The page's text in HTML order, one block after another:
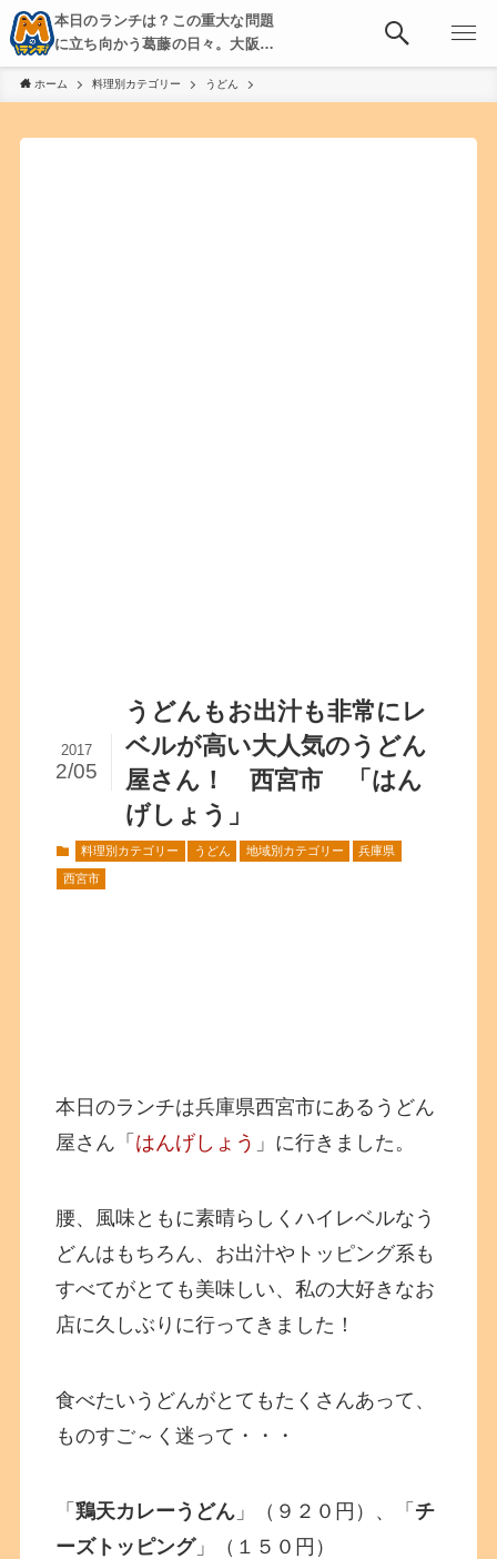
本日のランチは？この重大な問題
に立ち向かう葛藤の日々。大阪・
京都・神戸を中心とした食べ歩
き、飲み歩きを綴る。
ホーム 料理別カテゴリー うどん
うどんもお出汁も非常にレ
ベルが高い大人気のうどん
屋さん！ 西宮市 「はん
げしょう」
2017
2/05
料理別カテゴリー うどん 地域別カテゴリー 兵庫県
西宮市
本日のランチは兵庫県西宮市にあるうどん
屋さん「 はんげしょう 」に行きました。
腰、風味ともに素晴らしくハイレベルなう
どんはもちろん、お出汁やトッピング系も
すべてがとても美味しい、私の大好きなお
店に久しぶりに行ってきました！
食べたいうどんがとてもたくさんあって、
ものすご～く迷って・・・
「鶏天カレーうどん 」（９２０円）、「 チ
ーズトッピング」（１５０円）